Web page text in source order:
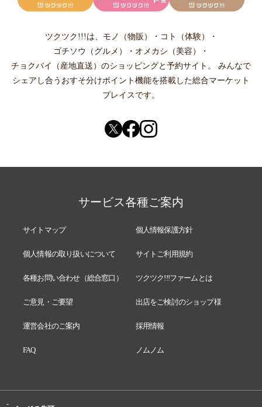
ツクツク!!!は、 モノ（物販） ・ コト（体験）
・
ゴチソウ（グルメ）
・ オメカシ（美容）
・
チョクバイ（産地直送） のショッピングと予約サイト。
みんなで
シェアし合う おすそ分けポイント機能を搭載した総合マーケット
プレイスです。
サービス各種ご案内
サイトマップ 個人情報保護方針
個人情報の取り扱いについて サイトご利用規約
各種お問い合わせ（総合窓口） ツクツク!!!ファームとは
ご意見・ご要望 出店をご検討のショップ様
運営会社のご案内 採用情報
FAQ ノムノム
-